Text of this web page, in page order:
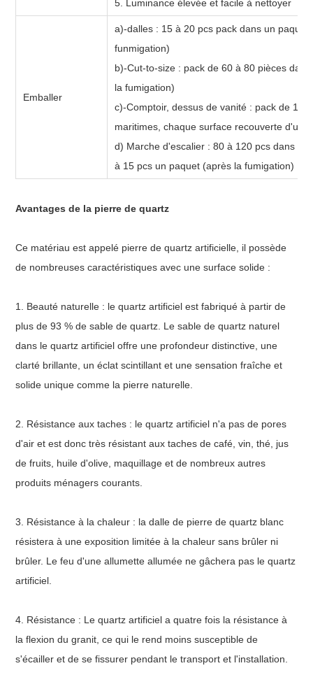
5. Luminance élevée et facile à nettoyer
Emballer
a)-dalles : 15 à 20 pcs pack dans un
funmigation)
b)-Cut-to-size : pack de 60 à 80 pièces
la fumigation)
c)-Comptoir, dessus de vanité : pack de 12
maritimes, chaque surface recouverte d'un
d) Marche d'escalier : 80 à 120 pcs dans
à 15 pcs un paquet (après la fumigation)
Avantages de la pierre de quartz
Ce matériau est appelé pierre de quartz artificielle, il possède
de nombreuses caractéristiques avec une surface solide :
1. Beauté naturelle : le quartz artificiel est fabriqué à partir de
plus de 93 % de sable de quartz. Le sable de quartz naturel
dans le quartz artificiel offre une profondeur distinctive, une
clarté brillante, un éclat scintillant et une sensation fraîche et
solide unique comme la pierre naturelle.
2. Résistance aux taches : le quartz artificiel n'a pas de pores
d'air et est donc très résistant aux taches de café, vin, thé, jus
de fruits, huile d'olive, maquillage et de nombreux autres
produits ménagers courants.
3. Résistance à la chaleur : la dalle de pierre de quartz blanc
résistera à une exposition limitée à la chaleur sans brûler ni
brûler. Le feu d'une allumette allumée ne gâchera pas le quartz
artificiel.
4. Résistance : Le quartz artificiel a quatre fois la résistance à
la flexion du granit, ce qui le rend moins susceptible de
s'écailler et de se fissurer pendant le transport et l'installation.